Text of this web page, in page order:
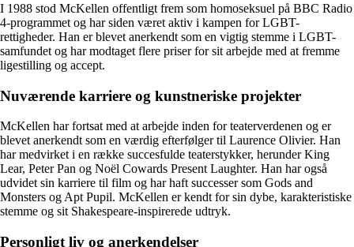
I 1988 stod McKellen offentligt frem som homoseksuel på BBC Radio
4-programmet og har siden været aktiv i kampen for LGBT-
rettigheder. Han er blevet anerkendt som en vigtig stemme i LGBT-
samfundet og har modtaget flere priser for sit arbejde med at fremme
ligestilling og accept.
Nuværende karriere og kunstneriske projekter
McKellen har fortsat med at arbejde inden for teaterverdenen og er
blevet anerkendt som en værdig efterfølger til Laurence Olivier. Han
har medvirket i en række succesfulde teaterstykker, herunder King
Lear, Peter Pan og Noël Cowards Present Laughter. Han har også
udvidet sin karriere til film og har haft successer som Gods and
Monsters og Apt Pupil. McKellen er kendt for sin dybe, karakteristiske
stemme og sit Shakespeare-inspirerede udtryk.
Personligt liv og anerkendelser